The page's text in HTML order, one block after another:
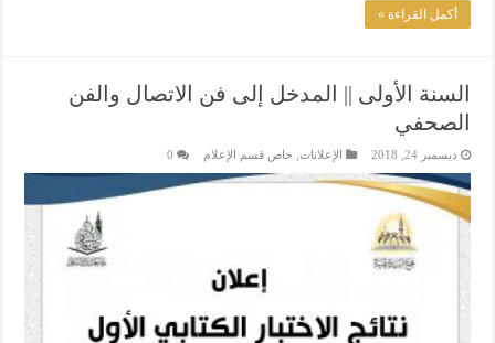
أكمل القراءة »
السنة الأولى || المدخل إلى فن الاتصال والفن
الصحفي
ديسمبر 24, 2018 الإعلانات خاص قسم الإعلام 0